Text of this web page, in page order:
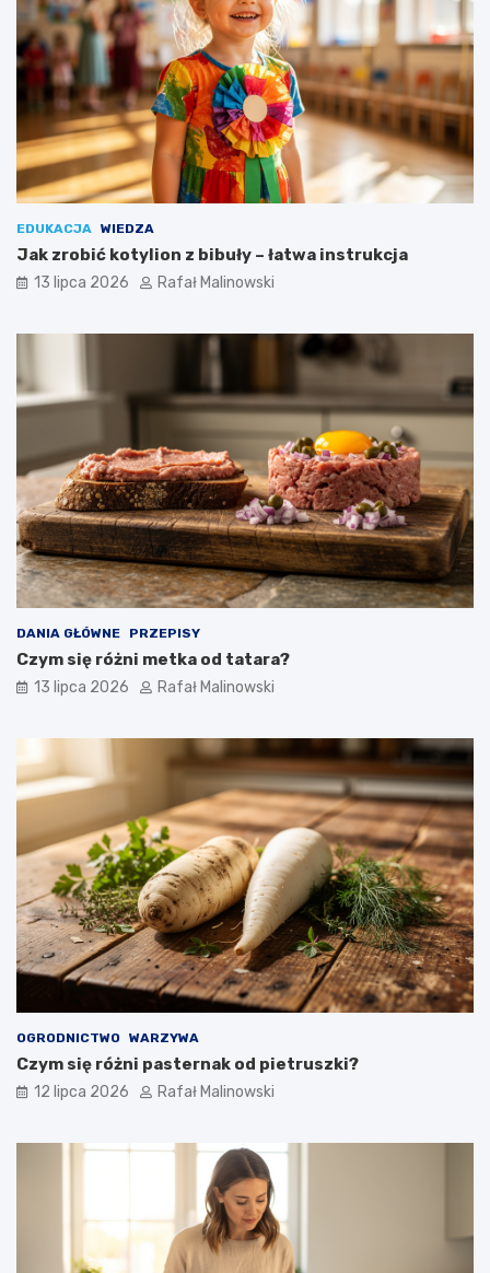
EDUKACJA WIEDZA
Jak zrobić kotylion z bibuły – łatwa instrukcja
13 lipca 2026 Rafał Malinowski
DANIA GŁÓWNE PRZEPISY
Czym się różni metka od tatara?
13 lipca 2026 Rafał Malinowski
OGRODNICTWO WARZYWA
Czym się różni pasternak od pietruszki?
12 lipca 2026 Rafał Malinowski